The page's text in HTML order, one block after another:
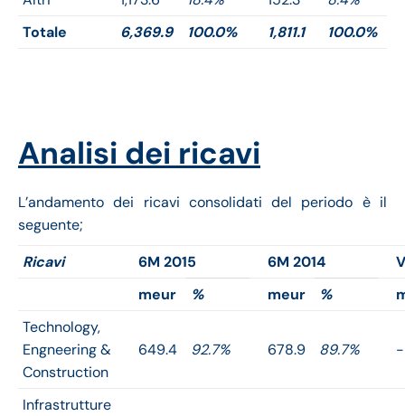
Totale
6,369.9 100.0% 1,811.1 100.0%
Analisi dei ricavi
L’andamento dei ricavi consolidati del periodo è il
seguente;
Ricavi
6M 2015 6M 2014
meur
% meur %
Technology,
Engneering &
Construction
649.4 92.7% 678.9 89.7%
Infrastrutture